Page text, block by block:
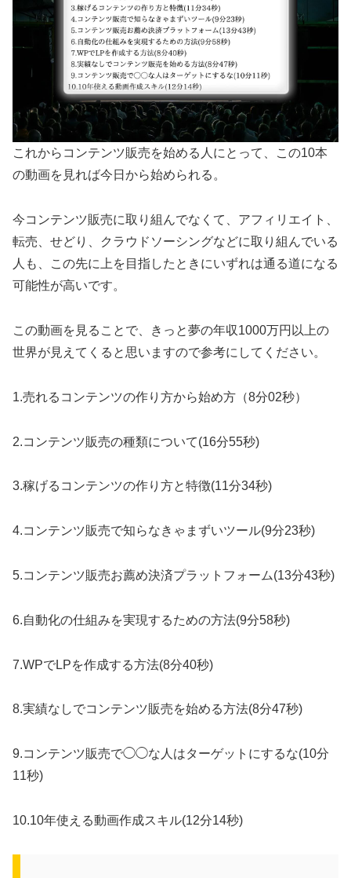
これからコンテンツ販売を始める人にとって、この10本
の動画を見れば今日から始められる。
今コンテンツ販売に取り組んでなくて、アフィリエイト、
転売、せどり、クラウドソーシングなどに取り組んでいる
人も、この先に上を目指したときにいずれは通る道になる
可能性が高いです。
この動画を見ることで、きっと夢の年収1000万円以上の
世界が見えてくると思いますので参考にしてください。
1.売れるコンテンツの作り方から始め方（8分02秒）
2.コンテンツ販売の種類について(16分55秒)
3.稼げるコンテンツの作り方と特徴(11分34秒)
4.コンテンツ販売で知らなきゃまずいツール(9分23秒)
5.コンテンツ販売お薦め決済プラットフォーム(13分43秒)
6.自動化の仕組みを実現するための方法(9分58秒)
7.WPでLPを作成する方法(8分40秒)
8.実績なしでコンテンツ販売を始める方法(8分47秒)
9.コンテンツ販売で◯◯な人はターゲットにするな(10分
11秒)
10.10年使える動画作成スキル(12分14秒)